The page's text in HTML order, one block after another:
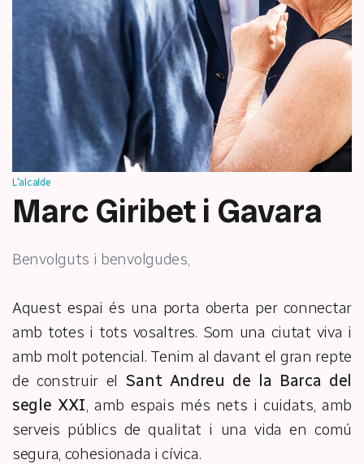
L'alcalde
Marc Giribet i Gavara
Benvolguts i benvolgudes,
Aquest espai és una porta oberta per connectar
amb totes i tots vosaltres. Som una ciutat viva i
amb molt potencial. Tenim al davant el gran repte
de construir el Sant Andreu de la Barca del
segle XXI, amb espais més nets i cuidats, amb
serveis públics de qualitat i una vida en comú
segura, cohesionada i cívica.